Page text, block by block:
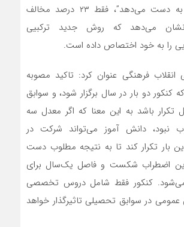
نتایج بهتری را به دست می‌دهد”، فقط ۲۳ درصد مخالف
نشان می‌دهد که روش جدید ترکبیی
را به خود اختصاص داده است.
انقلاب فرهنگی عنوان کرد: تاکید مصوبه
دو بار در سال برگزار شود، و سوابق
تکرار باشد به این معنا که اگر معدل سه
نبود، دانش آموز می‌تواند شرکت در
بار تکرار کند تا به نتیجه مطلوب دست
اضطراب شکست و فاصل یک‌سال برای
می‌شود. کنکور فقط شامل دروس تخصصی
در سوابق تحصیلی تاثیرگذار خواهد